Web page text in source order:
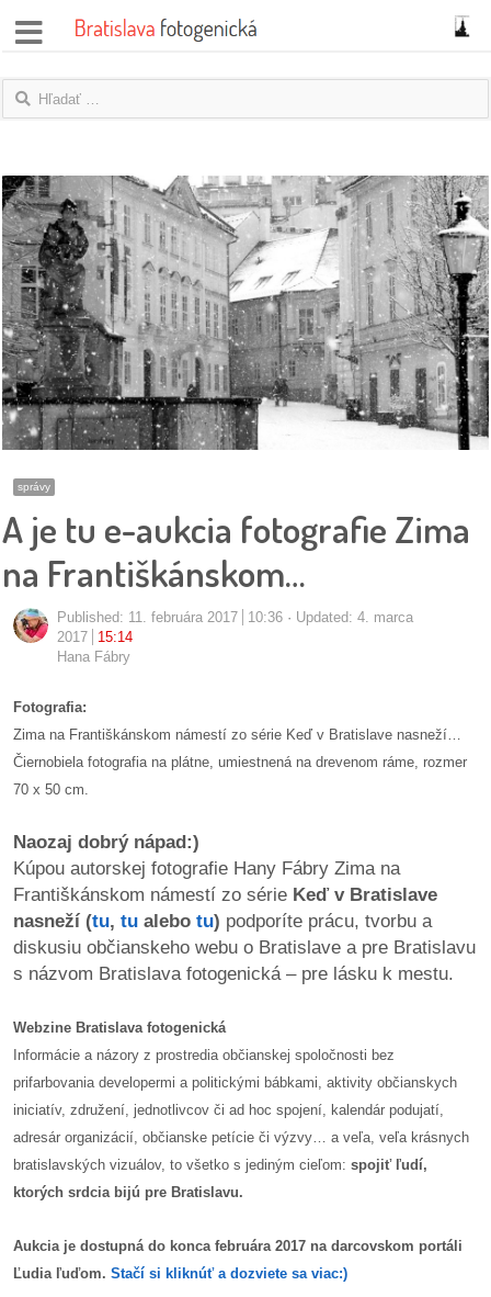
správy
názory
|
blogy
rozhovory
fotky
protesty
granty
Historický
kalendár
zákony
časti
kauzy
stavebné
konania
pripomienkové
konania
dobrá
prax
práca
odkazy
z
správy
A je tu e-aukcia fotografie Zima
na Františkánskom…
Published: 11. februára 2017 10:36
Updated: 4. marca
2017
15:14
Hana Fábry
Fotografia:
Zima na Františkánskom námestí zo série Keď v Bratislave nasneží…
Čiernobiela fotografia na plátne, umiestnená na drevenom ráme, rozmer
70 x 50 cm.
Naozaj dobrý nápad:)
Kúpou autorskej fotografie Hany Fábry Zima na
Františkánskom námestí zo série Keď v Bratislave
nasneží (tu, tu alebo tu) podporíte prácu, tvorbu a
diskusiu občianskeho webu o Bratislave a pre Bratislavu
s názvom Bratislava fotogenická – pre lásku k mestu.
Webzine Bratislava fotogenická
Informácie a názory z prostredia občianskej spoločnosti bez
prifarbovania developermi a politickými bábkami, aktivity občianskych
iniciatív, združení, jednotlivcov či ad hoc spojení, kalendár podujatí,
adresár organizácií, občianske petície či výzvy… a veľa, veľa krásnych
bratislavských vizuálov, to všetko s jediným cieľom: spojiť ľudí,
ktorých srdcia bijú pre Bratislavu.
Aukcia je dostupná do konca februára 2017 na darcovskom portáli
Ľudia ľuďom. Stačí si kliknúť a dozviete sa viac:)